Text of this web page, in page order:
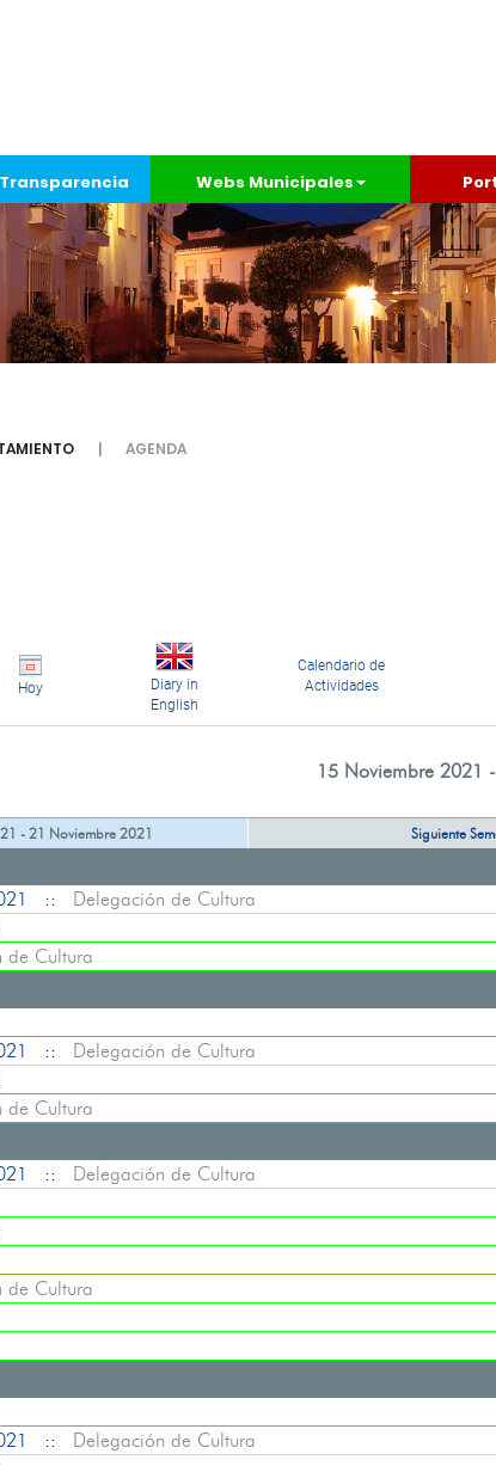
Webs Municipales
AGENDA
Hoy
Diary in
English
Calendario de
Actividades
15 Noviembre 2021
- 21 Noviembre 2021 Siguiente
:: Delegación de Cultura
de Cultura
:: Delegación de Cultura
de Cultura
:: Delegación de Cultura
de Cultura
:: Delegación de Cultura